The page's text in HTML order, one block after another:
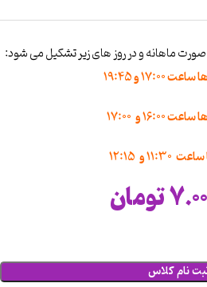
و 19:45
16:00 و 17:00
و 12:15
تومان
نام کلاس